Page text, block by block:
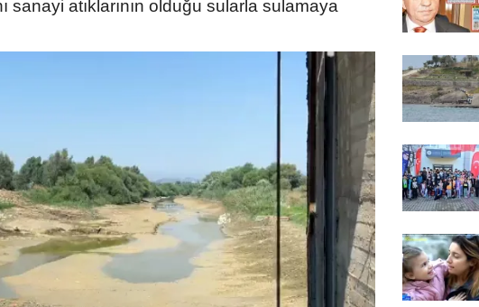
sanayi atıklarının olduğu sularla sulamaya